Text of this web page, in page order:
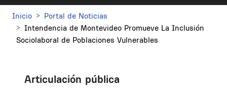
Inicio
Portal de Noticias
Intendencia de Montevideo Promueve La Inclusión
Sociolaboral de Poblaciones Vulnerables
Articulación pública